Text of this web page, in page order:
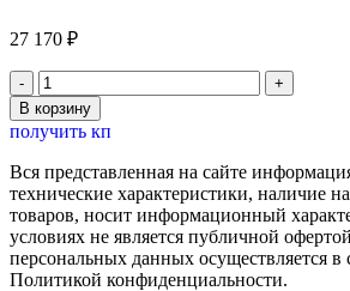
27 170 ₽
Количество
товара
Набор
по
основам
математики
и
конструирования
Академия
Наураши
В корзину
получить кп
Вся представленная на сайте
технические характеристики, наличие
товаров, носит информационный
условиях не является публичной
персональных данных осуществляется в
Политикой конфиденциальности.